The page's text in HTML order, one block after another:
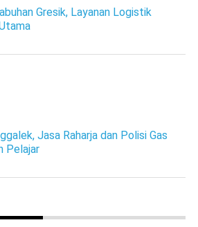
Gresik, Layanan Logistik
Jasa Raharja dan Polisi Gas
Pelajar